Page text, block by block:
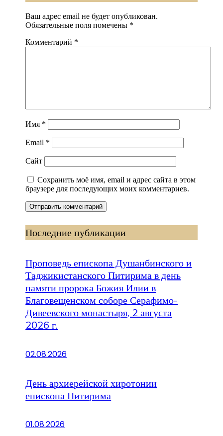
Ваш адрес email не будет опубликован.
Обязательные поля помечены *
Комментарий *
Имя *
Email *
Сайт
Сохранить моё имя, email и адрес сайта в этом
браузере для последующих моих комментариев.
Последние публикации
Проповедь епископа Душанбинского и
Таджикистанского Питирима в день
памяти пророка Божия Илии в
Благовещенском соборе Серафимо-
Дивеевского монастыря, 2 августа
2026 г.
02.08.2026
День архиерейской хиротонии
епископа Питирима
01.08.2026